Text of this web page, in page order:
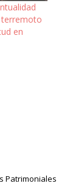
en
Patrimoniales